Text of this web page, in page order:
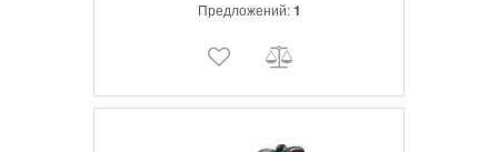
Предложений:1